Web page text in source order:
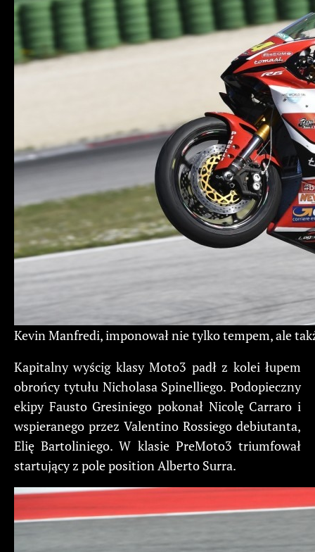
Kevin Manfredi, imponował nie tylko tempem, ale
Kapitalny wyścig klasy Moto3 padł z kolei łupem
obrońcy tytułu Nicholasa Spinelliego. Podopieczny
ekipy Fausto Gresiniego pokonał Nicolę Carraro i
wspieranego przez Valentino Rossiego debiutanta,
Elię Bartoliniego. W klasie PreMoto3 triumfował
startujący z pole position Alberto Surra.